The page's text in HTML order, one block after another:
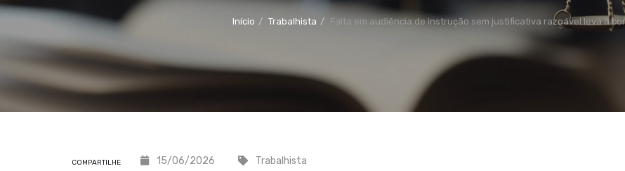
Início Trabalhista Falta em audiência de instrução sem justificativa razoável leva a
15/06/2026 Trabalhista
COMPARTILHE